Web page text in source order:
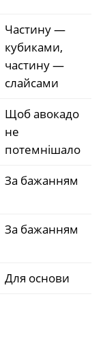
Частину —
кубиками,
частину —
слайсами
Щоб авокадо
не
потемнішало
За бажанням
За бажанням
Для основи